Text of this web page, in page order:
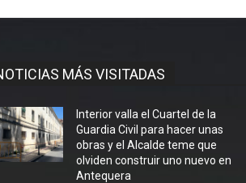
MÁS VISITADAS
Interior valla el Cuartel de la
Guardia Civil para hacer unas
obras y el Alcalde teme que
olviden construir uno nuevo en
Antequera